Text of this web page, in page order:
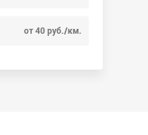
от 40 руб./км.